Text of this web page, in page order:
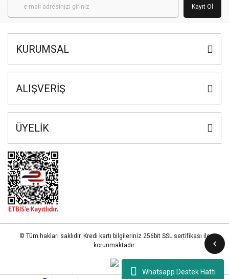
Whatsapp Destek Hattı
Kayıt Ol
KURUMSAL
ALIŞVERİŞ
ÜYELİK
© Tüm hakları saklıdır. Kredi kartı bilgileriniz 256bit SSL sertifikası ile
korunmaktadır.